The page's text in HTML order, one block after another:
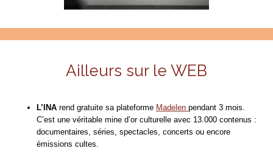
Ailleurs sur le WEB
L’INA rend gratuite sa plateforme Madelen pendant 3 mois.
C’est une véritable mine d’or culturelle avec 13.000 contenus :
documentaires, séries, spectacles, concerts ou encore
émissions cultes.